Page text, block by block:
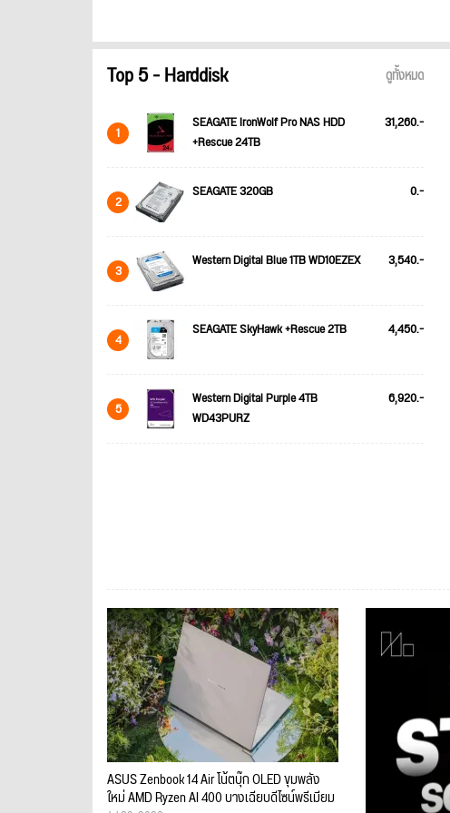
Top 5 - Harddisk ดูทั้งหมด
1
SEAGATE IronWolf Pro NAS HDD
+Rescue 24TB
31,260.-
2 SEAGATE 320GB 0.-
3 Western Digital Blue 1TB WD10EZEX 3,540.-
4 SEAGATE SkyHawk +Rescue 2TB 4,450.-
5
Western Digital Purple 4TB
WD43PURZ
6,920.-
ASUS Zenbook 14 Air โน้ตบุ๊ก OLED ขุมพลัง
ใหม่ AMD Ryzen AI 400 บางเฉียบดีไซน์พรีเมียม